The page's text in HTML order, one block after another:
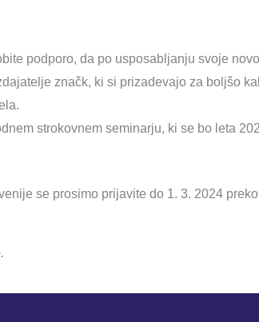
podporo, da po usposabljanju svoje
značk, ki si prizadevajo za boljšo
strokovnem seminarju, ki se bo leta
se prosimo prijavite do 1. 3. 2024